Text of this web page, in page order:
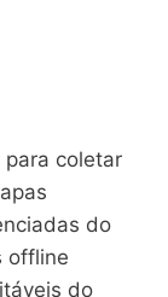
para coletar
do
offline
do